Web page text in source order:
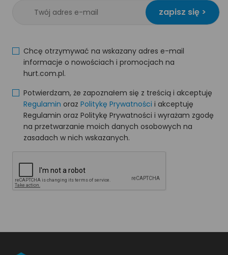
zapisz się >
Chcę otrzymywać na wskazany adres e-mail
informacje o nowościach i promocjach na
hurt.com.pl.
Potwierdzam, że zapoznałem się z treścią i akceptuję
Regulamin oraz Politykę Prywatności i akceptuję
Regulamin oraz Politykę Prywatności i wyrażam zgodę
na przetwarzanie moich danych osobowych na
zasadach w nich wskazanych.